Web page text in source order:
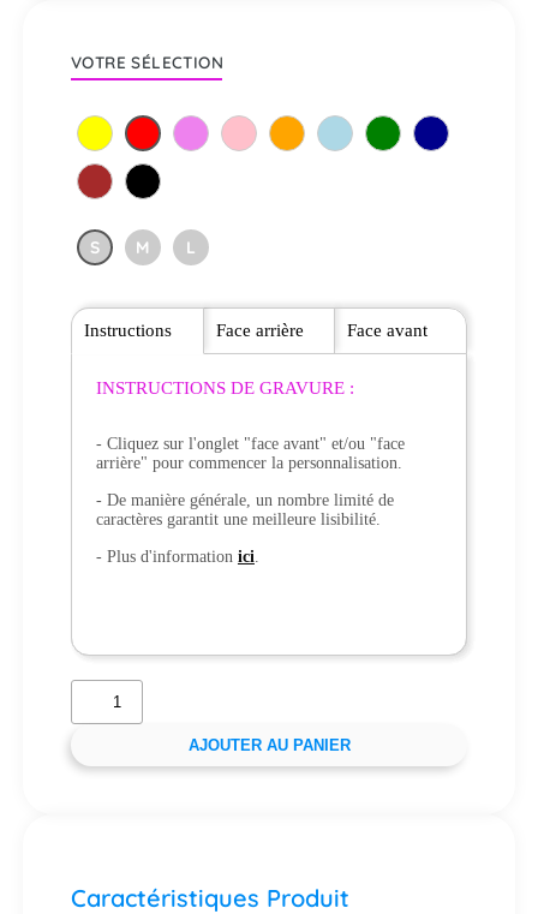
VOTRE SÉLECTION
S M L
Instructions
INSTRUCTIONS DE GRAVURE :
- Cliquez sur l'onglet "face avant" et/ou "face
arrière" pour commencer la personnalisation.
- De manière générale, un nombre limité de
caractères garantit une meilleure lisibilité.
- Plus d'information ici.
Face arrière Face avant
AJOUTER AU PANIER
Caractéristiques Produit